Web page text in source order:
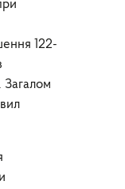
122-
Загалом